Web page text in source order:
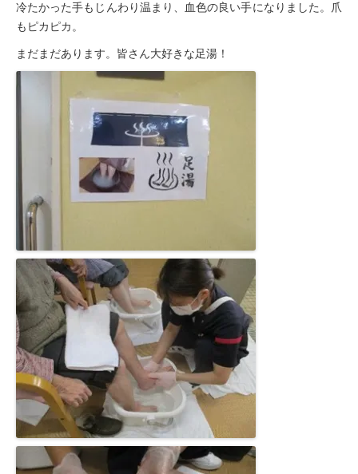
冷たかった手もじんわり温まり、血色の良い手になりました。爪
もピカピカ。
まだまだあります。皆さん大好きな足湯！